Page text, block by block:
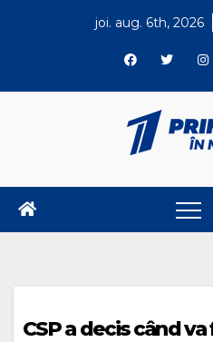
joi. aug. 6th, 2026
CSP a decis când